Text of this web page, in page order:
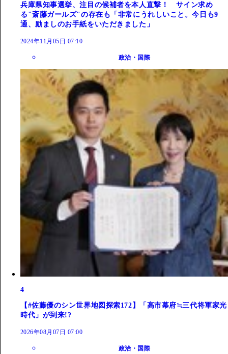
兵庫県知事選挙、注目の候補者を本人直撃！ サイン求め
る"斎藤ガールズ"の存在も「非常にうれしいこと。今日も9
通、励ましのお手紙をいただきました」
2024年11月05日 07:10
政治・国際
4
【#佐藤優のシン世界地図探索172】「高市幕府≒三代将軍家光
時代」が到来!?
2026年08月07日 07:00
政治・国際